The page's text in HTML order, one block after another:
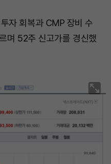
자 회복과 CMP 장비 수
며 52주 신고가를 경신했